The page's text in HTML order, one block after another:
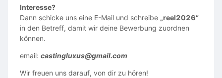
Interesse?
Dann schicke uns eine E-Mail und schreibe „reel2026“
in den Betreff, damit wir deine Bewerbung zuordnen
können.
email: castingluxus@gmail.com
Wir freuen uns darauf, von dir zu hören!